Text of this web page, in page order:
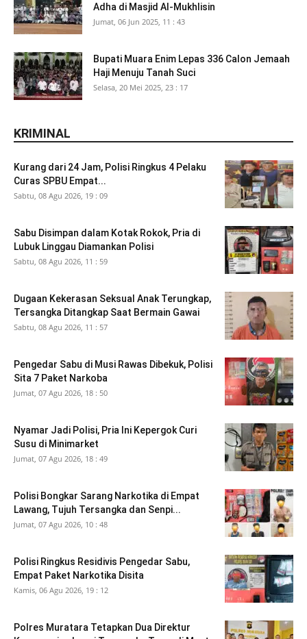
Adha di Masjid Al-Mukhlisin
Jumat, 06 Jun 2025, 11 : 43
Bupati Muara Enim Lepas 336 Calon Jemaah
Haji Menuju Tanah Suci
Selasa, 20 Mei 2025, 23 : 17
KRIMINAL
Kurang dari 24 Jam, Polisi Ringkus 4 Pelaku
Curas SPBU Empat...
Sabtu, 08 Agu 2026, 19 : 09
Sabu Disimpan dalam Kotak Rokok, Pria di
Lubuk Linggau Diamankan Polisi
Sabtu, 08 Agu 2026, 11 : 59
Dugaan Kekerasan Seksual Anak Terungkap,
Tersangka Ditangkap Saat Bermain Gawai
Sabtu, 08 Agu 2026, 11 : 57
Pengedar Sabu di Musi Rawas Dibekuk, Polisi
Sita 7 Paket Narkoba
Jumat, 07 Agu 2026, 18 : 50
Nyamar Jadi Polisi, Pria Ini Kepergok Curi
Susu di Minimarket
Jumat, 07 Agu 2026, 18 : 49
Polisi Bongkar Sarang Narkotika di Empat
Lawang, Tujuh Tersangka dan Senpi...
Jumat, 07 Agu 2026, 10 : 48
Polisi Ringkus Residivis Pengedar Sabu,
Empat Paket Narkotika Disita
Kamis, 06 Agu 2026, 19 : 12
Polres Muratara Tetapkan Dua Direktur